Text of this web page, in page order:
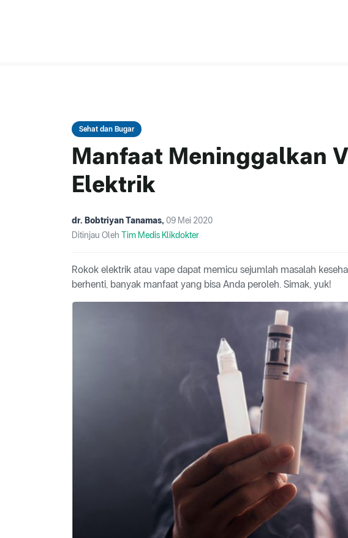
Sehat dan Bugar
Manfaat Meninggalkan
Elektrik
dr. Bobtriyan Tanamas, 09 Mei 2020
Ditinjau Oleh Tim Medis Klikdokter
Rokok elektrik atau vape dapat memicu sejumlah masalah
berhenti, banyak manfaat yang bisa Anda peroleh. Simak, yuk!